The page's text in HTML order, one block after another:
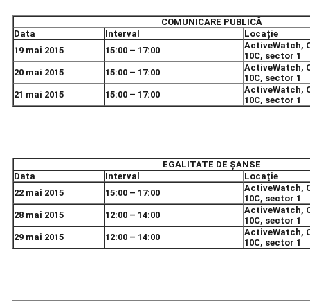
COMUNICARE PUBLICĂ
Data
Interval
Locație
19 mai 2015
15:00 – 17:00
ActiveWatch,
10C, sector 1
20 mai 2015
15:00 – 17:00
ActiveWatch,
10C, sector 1
21 mai 2015
15:00 – 17:00
ActiveWatch,
10C, sector 1
EGALITATE DE ȘANSE
Data
Interval
Locație
22 mai 2015
15:00 – 17:00
ActiveWatch,
10C, sector 1
28 mai 2015
12:00 – 14:00
ActiveWatch,
10C, sector 1
29 mai 2015
12:00 – 14:00
ActiveWatch,
10C, sector 1